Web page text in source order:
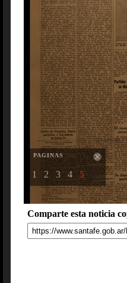
PAGINAS
1 2 3 4 5
Comparte esta noticia